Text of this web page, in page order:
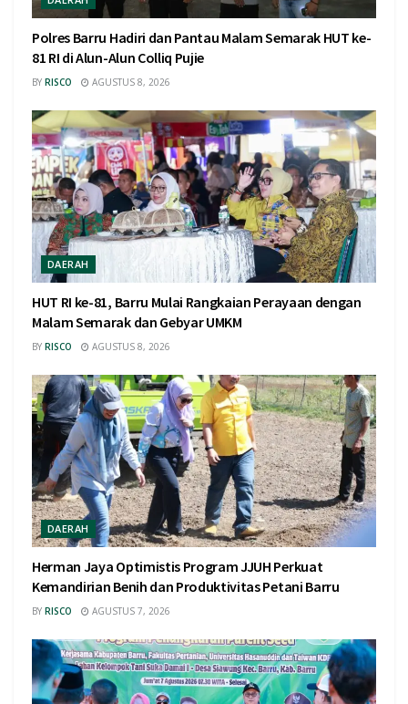
Polres Barru Hadiri dan Pantau Malam Semarak HUT ke-
81 RI di Alun-Alun Colliq Pujie
BY RISCO AGUSTUS 8, 2026
DAERAH
HUT RI ke-81, Barru Mulai Rangkaian Perayaan dengan
Malam Semarak dan Gebyar UMKM
BY RISCO AGUSTUS 8, 2026
DAERAH
Herman Jaya Optimistis Program JJUH Perkuat
Kemandirian Benih dan Produktivitas Petani Barru
BY RISCO AGUSTUS 7, 2026